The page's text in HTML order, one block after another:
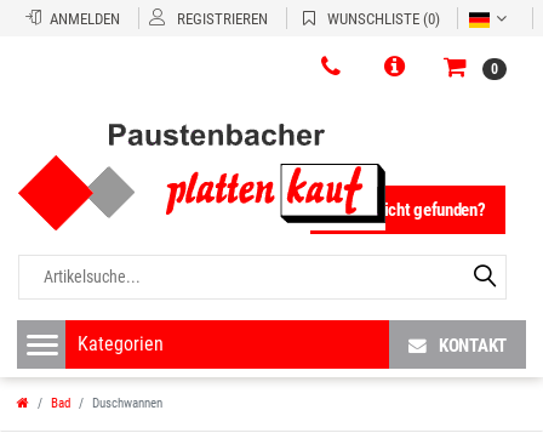
ANMELDEN REGISTRIEREN WUNSCHLISTE (0)
0
Fliese nicht gefunden?
KONTAKT
Bad Duschwannen